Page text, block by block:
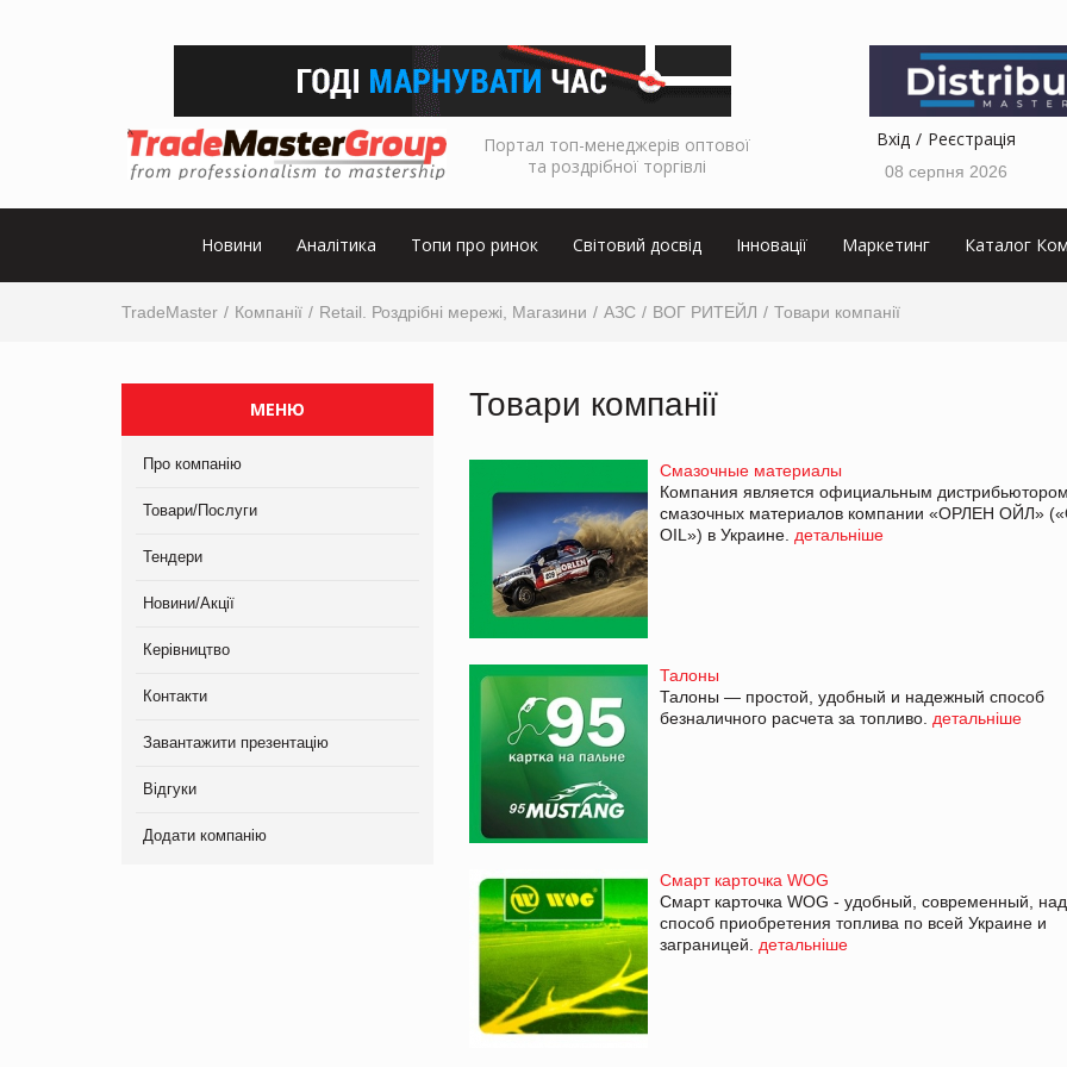
Портал топ-менеджерів оптової
та роздрібної торгівлі
Вхід Реєстрація
08 серпня 2026
Новини Аналітика Топи про ринок Світовий досвід Інновації Маркетинг Каталог
TradeMaster Компанії Retail. Роздрібні мережі, Магазини АЗС ВОГ РИТЕЙЛ Товари компанії
МЕНЮ
Про компанію
Товари/Послуги
Тендери
Новини/Акції
Керівництво
Контакти
Завантажити презентацію
Відгуки
Додати компанію
Товари компанії
Cмазочные материалы
Компания является официальным дистрибьютором
смазочных материалов компании «ОРЛЕН ОЙЛ»
OIL») в Украине. детальніше
Талоны
Талоны — простой, удобный и надежный способ
безналичного расчета за топливо. детальніше
Смарт карточка WOG
Смарт карточка WOG - удобный, современный,
способ приобретения топлива по всей Украине и
заграницей. детальніше